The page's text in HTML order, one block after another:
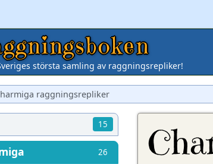
största samling av raggningsrepliker!
raggningsrepliker
15
26